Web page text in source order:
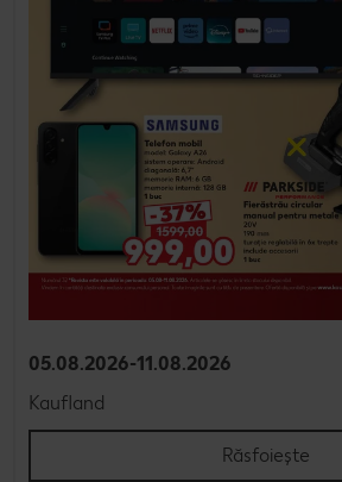
05.08.2026-11.08.2026
Kaufland
Răsfoiește